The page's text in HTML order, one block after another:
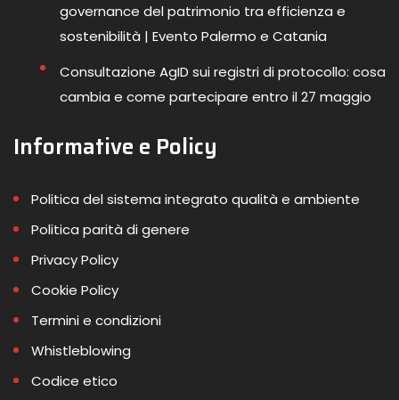
governance del patrimonio tra efficienza e
sostenibilità | Evento Palermo e Catania
Consultazione AgID sui registri di protocollo: cosa
cambia e come partecipare entro il 27 maggio
Informative e Policy
Politica del sistema integrato qualità e ambiente
Politica parità di genere
Privacy Policy
Cookie Policy
Termini e condizioni
Whistleblowing
Codice etico